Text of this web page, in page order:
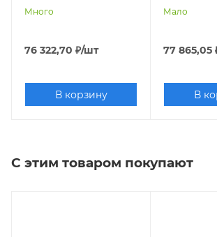
Много
76 322,70 ₽/шт
В корзину
Мало
77 865,05
В
С этим товаром покупают